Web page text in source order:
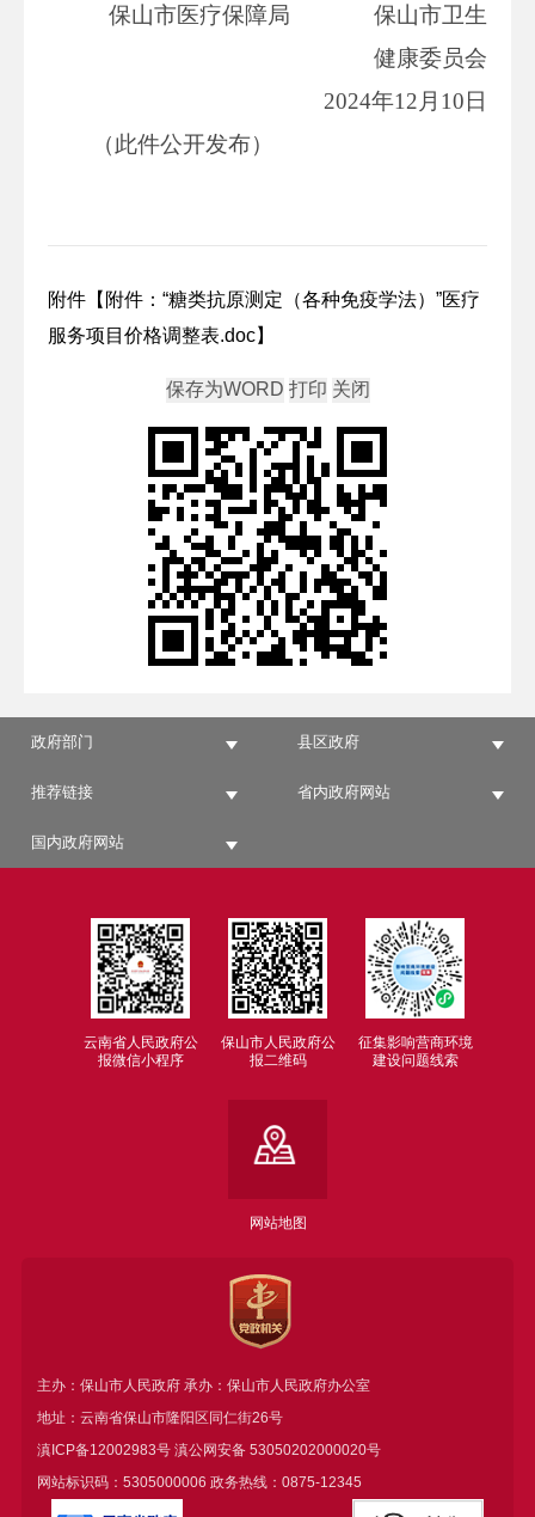
保山市医疗保障局 保山市卫生
健康委员会
2024年12月10日
（此件公开发布）
附件【 附件：“糖类抗原测定（各种免疫学法）”医疗
服务项目价格调整表.doc】
政府部门 县区政府
推荐链接 省内政府网站
国内政府网站
云南省人民政府公
报微信小程序
保山市人民政府公
报二维码
征集影响营商环境
建设问题线索
网站地图
主办：保山市人民政府 承办：保山市人民政府办公室
地址：云南省保山市隆阳区同仁街26号
滇ICP备12002983号滇公网安备 53050202000020号
网站标识码：5305000006 政务热线：0875-12345